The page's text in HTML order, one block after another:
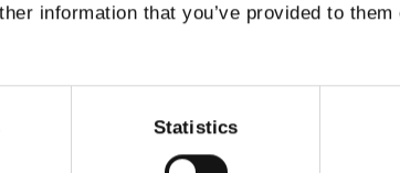
information that you’ve provided to them
Statistics
, Salz,Pfefferund ein paar Tropfen
. Rollen Sie einige
, die Sie zuvor zubereitet haben,